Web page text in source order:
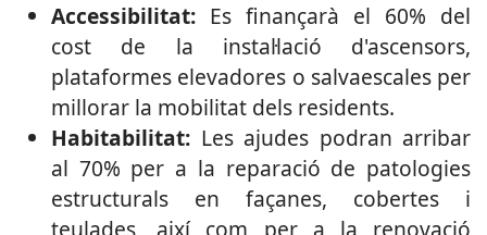
Accessibilitat: Es finançarà el 60% del
cost de la instal·lació d'ascensors,
plataformes elevadores o salvaescales per
millorar la mobilitat dels residents.
Habitabilitat: Les ajudes podran arribar
al 70% per a la reparació de patologies
estructurals en façanes, cobertes i
teulades, així com per a la renovació